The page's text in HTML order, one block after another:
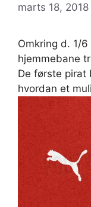
marts 18, 2018
Omkring d. 1/
hjemmebane
De første
hvordan et